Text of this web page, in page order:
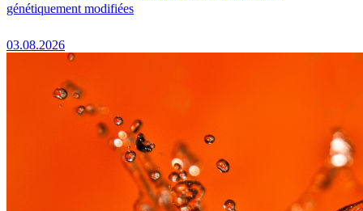
génétiquement modifiées
03.08.2026